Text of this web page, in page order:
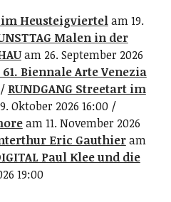
im Heusteigviertelam 19.
Malen in der
am 26. September 2026
Biennale Arte Venezia
RUNDGANG Streetart im
Oktober 2026 16:00
am 11. November 2026
Eric Gauthieram
Paul Klee und die
19:00